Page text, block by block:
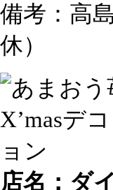
備考：高
休）
店名：ダ